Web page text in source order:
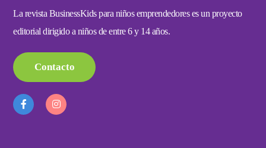
La revista BusinessKids para niños emprendedores es un proyecto
editorial dirigido a niños de entre 6 y 14 años.
Contacto